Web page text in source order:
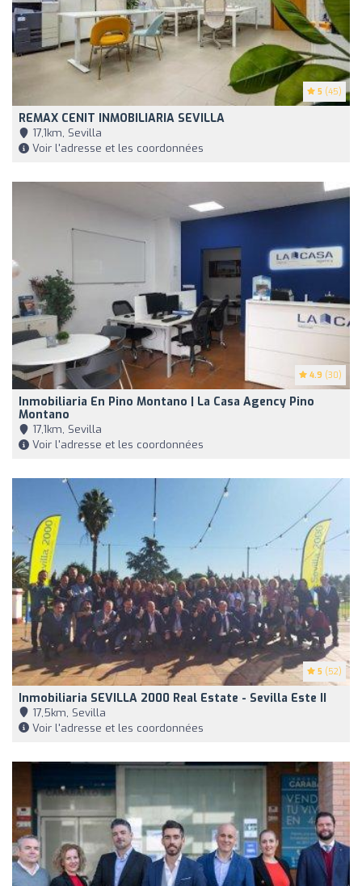
5 (45)
REMAX CENIT INMOBILIARIA SEVILLA
17,1km, Sevilla
Voir l'adresse et les coordonnées
4.9 (30)
Inmobiliaria En Pino Montano | La Casa Agency Pino
Montano
17,1km, Sevilla
Voir l'adresse et les coordonnées
5 (52)
Inmobiliaria SEVILLA 2000 Real Estate - Sevilla Este II
17,5km, Sevilla
Voir l'adresse et les coordonnées